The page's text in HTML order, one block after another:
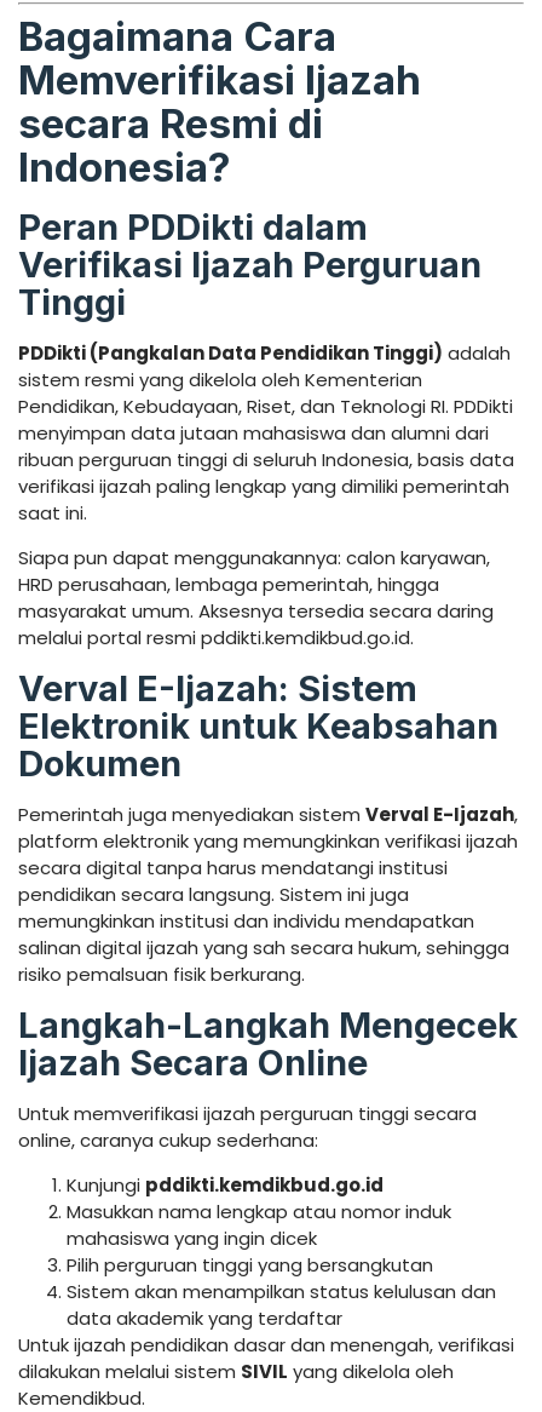
Bagaimana Cara
Memverifikasi Ijazah
secara Resmi di
Indonesia?
Peran PDDikti dalam
Verifikasi Ijazah Perguruan
Tinggi
PDDikti (Pangkalan Data Pendidikan Tinggi) adalah
sistem resmi yang dikelola oleh Kementerian
Pendidikan, Kebudayaan, Riset, dan Teknologi RI. PDDikti
menyimpan data jutaan mahasiswa dan alumni dari
ribuan perguruan tinggi di seluruh Indonesia, basis data
verifikasi ijazah paling lengkap yang dimiliki pemerintah
saat ini.
Siapa pun dapat menggunakannya: calon karyawan,
HRD perusahaan, lembaga pemerintah, hingga
masyarakat umum. Aksesnya tersedia secara daring
melalui portal resmi pddikti.kemdikbud.go.id.
Verval E-Ijazah: Sistem
Elektronik untuk Keabsahan
Dokumen
Pemerintah juga menyediakan sistem Verval E-Ijazah,
platform elektronik yang memungkinkan verifikasi ijazah
secara digital tanpa harus mendatangi institusi
pendidikan secara langsung. Sistem ini juga
memungkinkan institusi dan individu mendapatkan
salinan digital ijazah yang sah secara hukum, sehingga
risiko pemalsuan fisik berkurang.
Langkah-Langkah Mengecek
Ijazah Secara Online
Untuk memverifikasi ijazah perguruan tinggi secara
online, caranya cukup sederhana:
Kunjungi pddikti.kemdikbud.go.id
Masukkan nama lengkap atau nomor induk
mahasiswa yang ingin dicek
Pilih perguruan tinggi yang bersangkutan
Sistem akan menampilkan status kelulusan dan
data akademik yang terdaftar
Untuk ijazah pendidikan dasar dan menengah, verifikasi
dilakukan melalui sistem SIVIL yang dikelola oleh
Kemendikbud.